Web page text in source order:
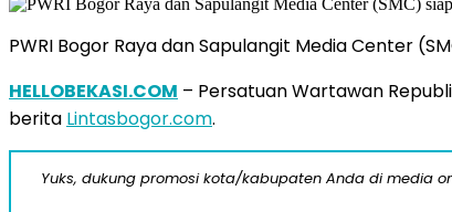
PWRI Bogor Raya dan Sapulangit Media Center
HELLOBEKASI.COM – Persatuan Wartawan
berita Lintasbogor.com.
Yuks, dukung promosi kota/kabupaten Anda di media